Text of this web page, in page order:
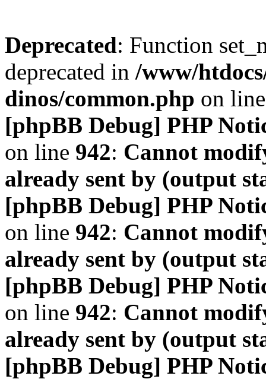
Deprecated: Function
deprecated in /www/
dinos/common.php on
[phpBB Debug] PHP
on line 942: Cannot
already sent by (output
[phpBB Debug] PHP
on line 942: Cannot
already sent by (output
[phpBB Debug] PHP
on line 942: Cannot
already sent by (output
[phpBB Debug] PHP